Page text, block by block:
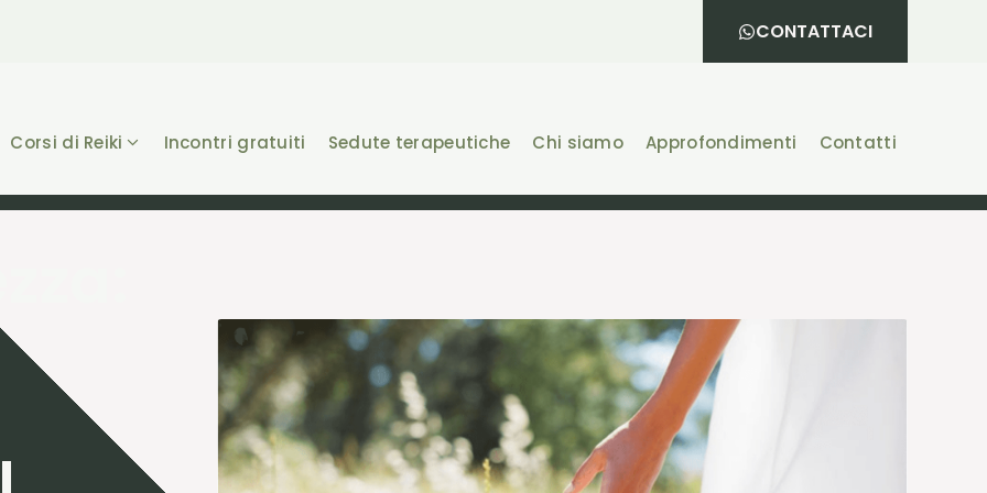
CONTATTACI
Corsi di Reiki Incontri gratuiti Sedute terapeutiche Chi siamo Approfondimenti Contatti